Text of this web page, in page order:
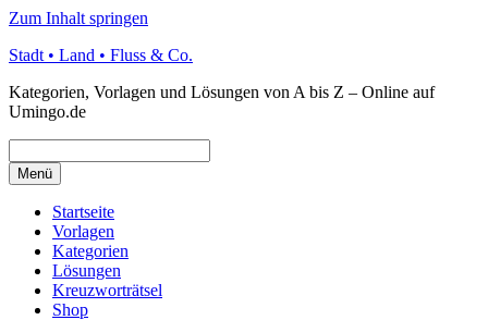
Zum Inhalt springen
Stadt • Land • Fluss & Co.
Kategorien, Vorlagen und Lösungen von A bis Z – Online auf
Umingo.de
Menü
Startseite
Vorlagen
Kategorien
Lösungen
Kreuzworträtsel
Shop